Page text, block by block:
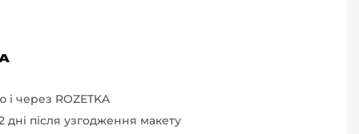
через ROZETKA
дні після узгодження макету